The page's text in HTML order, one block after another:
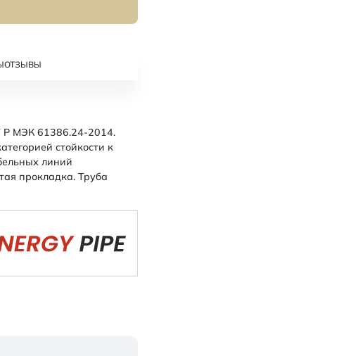
ОТЗЫВЫ
Р МЭК 61386.24-2014.
стойкости к
линий
прокладка. Труба